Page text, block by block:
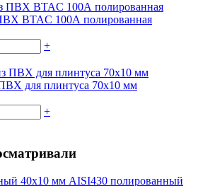
BTAC 100А полированная
+
для плинтуса 70х10 мм
+